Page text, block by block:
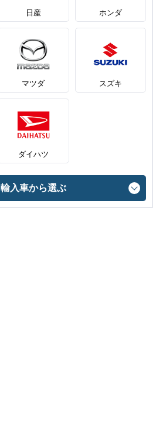
日産 ホンダ
マツダ スズキ
ダイハツ
輸入車から選ぶ